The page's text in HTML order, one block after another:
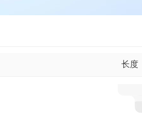
长度